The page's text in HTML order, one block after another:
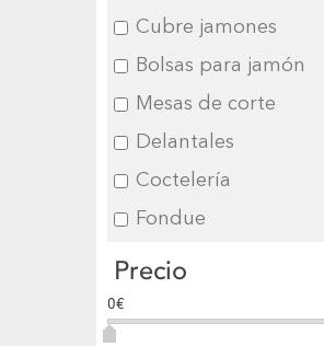
Cubre jamones
Bolsas para jamón
Mesas de corte
Delantales
Coctelería
Fondue
Precio
0€